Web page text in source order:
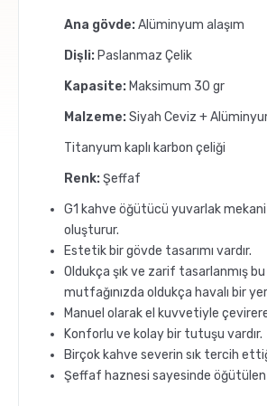
Ana gövde:Alüminyum alaşım
Dişli: Paslanmaz Çelik
Kapasite: Maksimum 30 gr
Malzeme:Siyah Ceviz +
Titanyum kaplı karbon çeliği
Renk:Şeffaf
G1 kahve öğütücü yuvarlak
oluşturur.
Estetik bir gövde tasarımı vardır.
Oldukça şık ve zarif tasarlanmış
mutfağınızda oldukça havalı bir
Manuel olarak el kuvvetiyle
Konforlu ve kolay bir tutuşu vardır.
Birçok kahve severin sık tercih
Şeffaf haznesi sayesinde